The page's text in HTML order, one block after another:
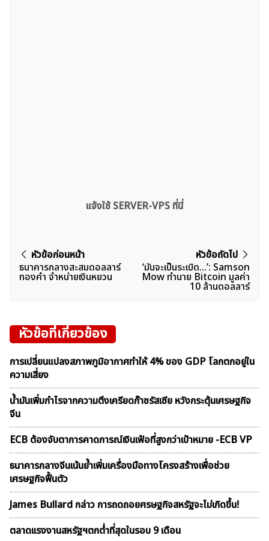
แจ้งใช้ SERVER-VPS ที่นี่
แนะแนว
เรื่อง
หัวข้อก่อนหน้า
ธนาคารกลางสะสมดอลลาร์
ทองคำ จำหน่ายเงินหยวน
หัวข้อถัดไป
‘มันจะเป็นระเบิด…’: Samson
Mow ทำนาย Bitcoin มูลค่า
10 ล้านดอลลาร์
หัวข้อที่เกี่ยวข้อง
การเปลี่ยนแปลงสภาพภูมิอากาศทำให้ 4% ของ GDP โลกตกอยู่ใน
ความเสี่ยง
น้ำมันเพิ่มกำไรจากความตึงเครียดก๊าซรัสเซีย หวังกระตุ้นเศรษฐกิจ
จีน
ECB ต้องจับตาการคาดการณ์เงินเฟ้อที่สูงกว่าเป้าหมาย -ECB VP
ธนาคารกลางจีนเน้นย้ำเพิ่มเครื่องมือทางโครงสร้างเพื่อช่วย
เศรษฐกิจฟื้นตัว
James Bullard กล่าว การถดถอยศรษฐกิจสหรัฐจะไม่เกิดขึ้น!
ตลาดเเรงงานสหรัฐฯตกต่ำที่สุดในรอบ 9 เดือน